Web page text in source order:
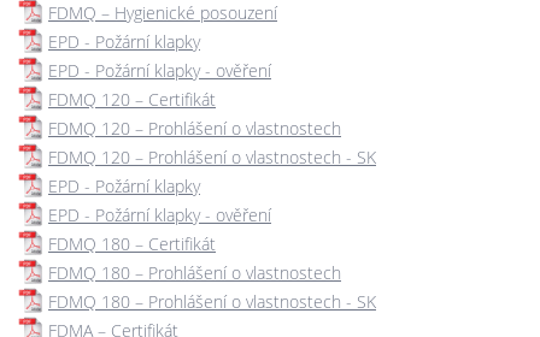
FDMQ – Hygienické posouzení
EPD - Požární klapky
EPD - Požární klapky - ověření
FDMQ 120 – Certifikát
FDMQ 120 – Prohlášení o vlastnostech
FDMQ 120 – Prohlášení o vlastnostech - SK
EPD - Požární klapky
EPD - Požární klapky - ověření
FDMQ 180 – Certifikát
FDMQ 180 – Prohlášení o vlastnostech
FDMQ 180 – Prohlášení o vlastnostech - SK
FDMA – Certifikát